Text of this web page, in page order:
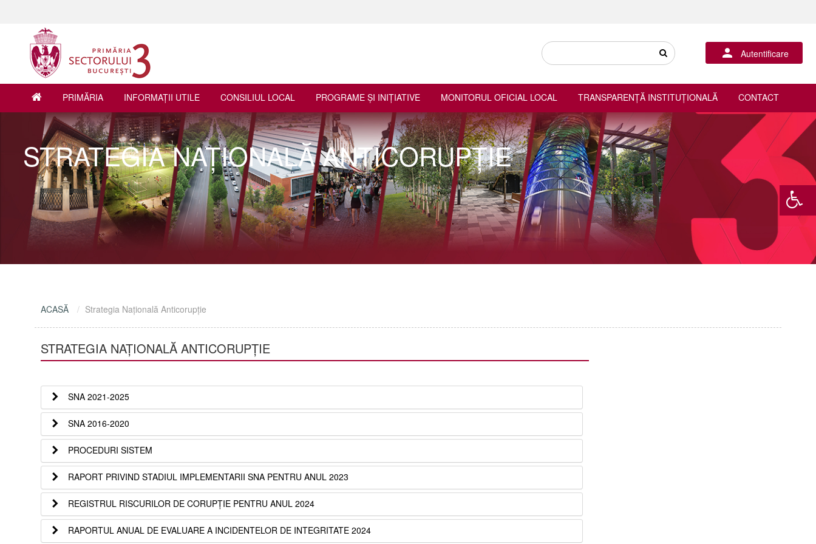
Autentificare
PRIMĂRIA INFORMAŢII UTILE CONSILIUL LOCAL PROGRAME ŞI INIŢIATIVE MONITORUL OFICIAL LOCAL TRANSPARENȚĂ INSTITUȚIONALĂ CONTACT
STRATEGIA NAȚIONALĂ ANTICORUPȚIE
ACASĂ Strategia Națională Anticorupție
STRATEGIA NAȚIONALĂ ANTICORUPȚIE
SNA 2021-2025
SNA 2016-2020
PROCEDURI SISTEM
RAPORT PRIVIND STADIUL IMPLEMENTARII SNA PENTRU ANUL 2023
REGISTRUL RISCURILOR DE CORUPȚIE PENTRU ANUL 2024
RAPORTUL ANUAL DE EVALUARE A INCIDENTELOR DE INTEGRITATE 2024